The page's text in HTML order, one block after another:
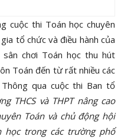
cuộc thi Toán học chuyên
tổ chức và điều hành của
chơi Toán học thu hút
Toán đến từ rất nhiều các
Thông qua cuộc thi Ban tổ
THCS và THPT nâng cao
Toán và chủ động hội
học trong các trường phổ